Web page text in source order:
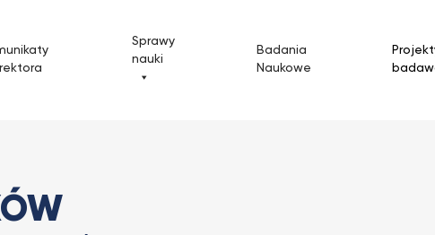
Sprawy
nauki
Badania
Naukowe